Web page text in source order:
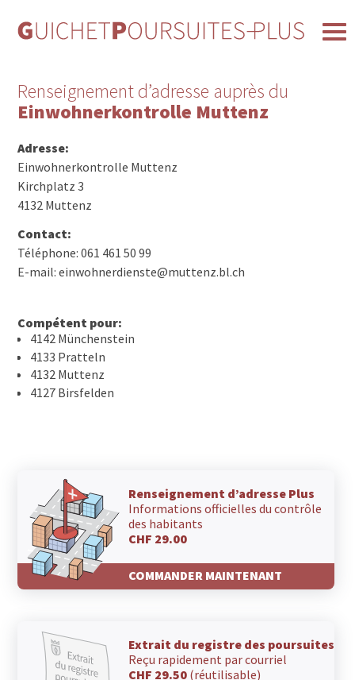
Renseignement d’adresse auprès du
Einwohnerkontrolle Muttenz
Adresse:
Einwohnerkontrolle Muttenz
Kirchplatz 3
4132 Muttenz
Contact:
Téléphone: 061 461 50 99
E-mail: einwohnerdienste@muttenz.bl.ch
Compétent pour:
4142 Münchenstein
4133 Pratteln
4132 Muttenz
4127 Birsfelden
Renseignement d’adresse Plus
Informations officielles du contrôle
des habitants
CHF 29.00
COMMANDER MAINTENANT
Extrait du registre des poursuites
Reçu rapidement par courriel
CHF 29.50 (réutilisable)